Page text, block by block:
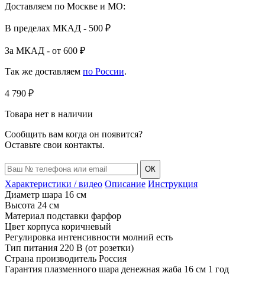
Доставляем по Москве и МО:
В пределах МКАД - 500 ₽
За МКАД - от 600 ₽
Так же доставляем по России.
4 790 ₽
Товара нет в наличии
Сообщить вам когда он появится?
Оставьте свои контакты.
ОК
Характеристики / видео Описание Инструкция
Диаметр шара 16 см
Высота 24 см
Материал подставки фарфор
Цвет корпуса коричневый
Регулировка интенсивности молний есть
Тип питания 220 В (от розетки)
Страна производитель Россия
Гарантия плазменного шара денежная жаба 16 см 1 год